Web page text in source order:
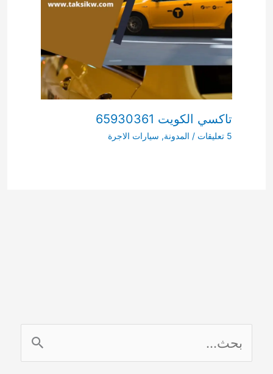
تاكسي الكويت 65930361
5 تعليقات / المدونة, سيارات الاجرة
ل